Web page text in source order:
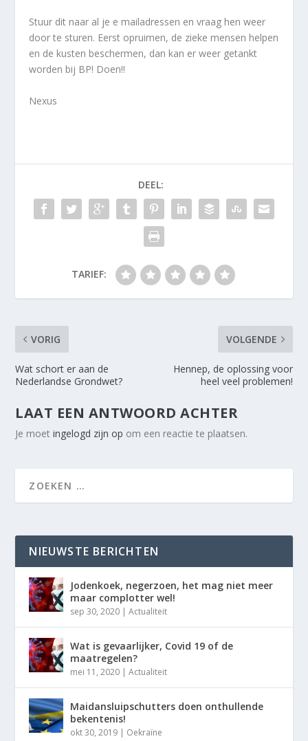
Stuur dit naar al je e mailadressen en vraag hen weer
door te sturen. Eerst opruimen, de zieke mensen helpen
en de kusten beschermen, dan kan er weer getankt
worden bij BP! Doen!!
Nexus
DEEL:
TARIEF:
VORIG
Wat schort er aan de
Nederlandse Grondwet?
VOLGENDE
Hennep, de oplossing voor
heel veel problemen!
LAAT EEN ANTWOORD ACHTER
Je moetingelogd zijn op om een reactie te plaatsen.
NIEUWSTE BERICHTEN
Jodenkoek, negerzoen, het mag niet meer
maar complotter wel!
sep 30, 2020 |Actualiteit
Wat is gevaarlijker, Covid 19 of de
maatregelen?
mei 11, 2020 |Actualiteit
Maidansluipschutters doen onthullende
bekentenis!
okt 30, 2019 | Oekraïne